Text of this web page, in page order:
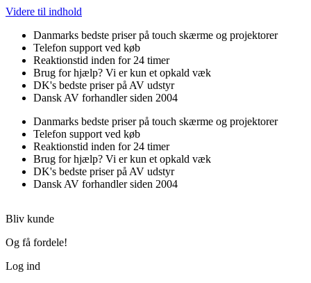
Videre til indhold
Danmarks bedste priser på touch skærme og projektorer
Telefon support ved køb
Reaktionstid inden for 24 timer
Brug for hjælp? Vi er kun et opkald væk
DK's bedste priser på AV udstyr
Dansk AV forhandler siden 2004
Danmarks bedste priser på touch skærme og projektorer
Telefon support ved køb
Reaktionstid inden for 24 timer
Brug for hjælp? Vi er kun et opkald væk
DK's bedste priser på AV udstyr
Dansk AV forhandler siden 2004
Bliv kunde
Og få fordele!
Log ind